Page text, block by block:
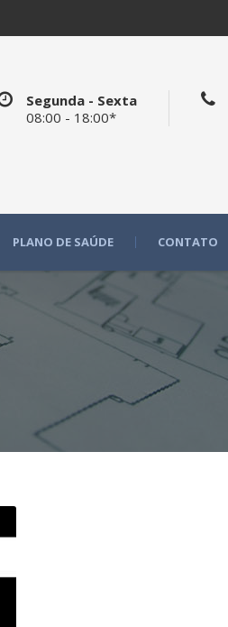
Segunda - Sexta
08:00 - 18:00*
PLANO DE SAÚDE CONTATO